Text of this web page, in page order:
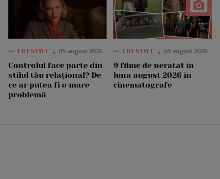
— LIFESTYLE 05 august 2026
Controlul face parte din
stilul tău relațional? De
ce ar putea fi o mare
problemă
— LIFESTYLE 05 august 2026
9 filme de neratat în
luna august 2026 în
cinematografe